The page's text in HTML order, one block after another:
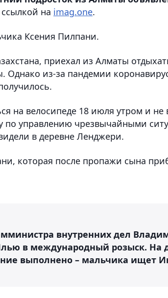
ссылкой на imag.one.
Ксения Пилпани.
приехал из Алматы
Однако из-за пандемии
на велосипеде 18 июля утром и не
по управлению чрезвычайными
в деревне Ленджери.
которая после пропажи сына
внутренних дел
в международный розыск. На
выполнено – мальчика ищет